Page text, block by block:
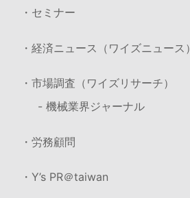
・セミナー
・経済ニュース（ワイズニュース）
・市場調査（ワイズリサーチ）
- 機械業界ジャーナル
・労務顧問
・Y’s PR＠taiwan